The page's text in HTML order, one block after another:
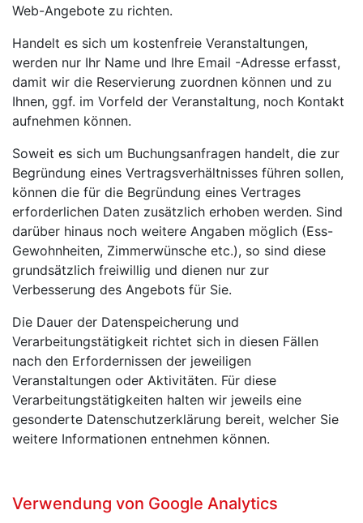
Web-Angebote zu richten.
Handelt es sich um kostenfreie Veranstaltungen,
werden nur Ihr Name und Ihre Email -Adresse erfasst,
damit wir die Reservierung zuordnen können und zu
Ihnen, ggf. im Vorfeld der Veranstaltung, noch Kontakt
aufnehmen können.
Soweit es sich um Buchungsanfragen handelt, die zur
Begründung eines Vertragsverhältnisses führen sollen,
können die für die Begründung eines Vertrages
erforderlichen Daten zusätzlich erhoben werden. Sind
darüber hinaus noch weitere Angaben möglich (Ess-
Gewohnheiten, Zimmerwünsche etc.), so sind diese
grundsätzlich freiwillig und dienen nur zur
Verbesserung des Angebots für Sie.
Die Dauer der Datenspeicherung und
Verarbeitungstätigkeit richtet sich in diesen Fällen
nach den Erfordernissen der jeweiligen
Veranstaltungen oder Aktivitäten. Für diese
Verarbeitungstätigkeiten halten wir jeweils eine
gesonderte Datenschutzerklärung bereit, welcher Sie
weitere Informationen entnehmen können.
Verwendung von Google Analytics